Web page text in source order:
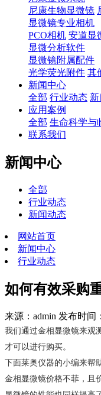
尼康生物显微镜
显微镜专业相机
PCO相机 安道显
显微分析软件
显微镜附属配件
光学荧光附件 其
新闻中心
全部 行业动态
应用案例
全部 生命科学与
联系我们
新闻中心
全部
行业动态
新闻动态
网站首页
新闻中心
行业动态
如何有效采购
来源：admin 发布时间
我们通过金相显微镜来观
才可以进行购买。
下面莱奥仪器的小编来
金相显微镜价格不菲，且